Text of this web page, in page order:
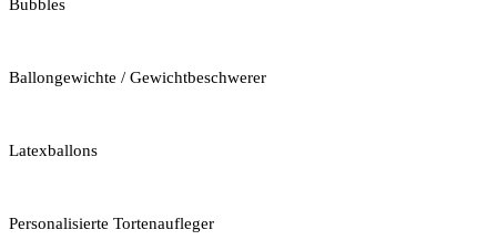
Bubbles
Ballongewichte / Gewichtbeschwerer
Latexballons
Personalisierte Tortenaufleger